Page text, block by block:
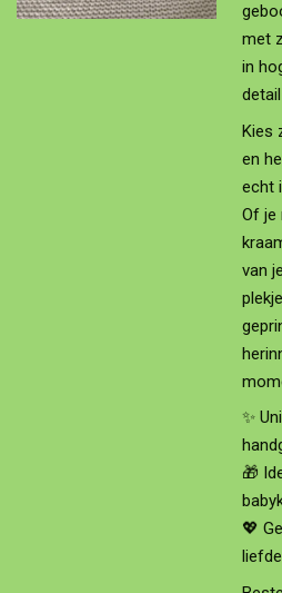
met
in
Kies
en
echt
Of je
van
✨
🎁
💖